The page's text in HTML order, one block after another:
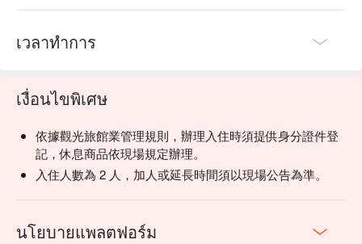
เวลาทำการ
เงื่อนไขพิเศษ
依據觀光旅館業管理規則，辦理入住時須提供身分證件登
記，休息商品依現場規定辦理。
入住人數為 2 人，加人或延長時間須以現場公告為準。
นโยบายแพลตฟอร์ม